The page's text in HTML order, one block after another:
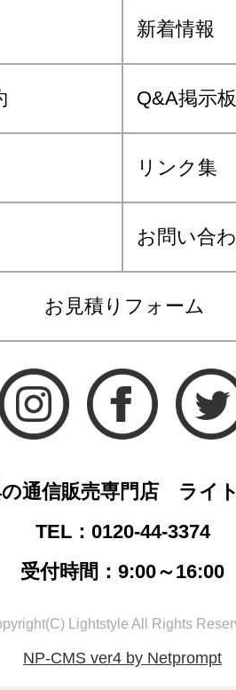
新着情報
Q&A掲示板
リンク集
お問い合
お見積りフォーム
の通信販売専門店 ライ
TEL：0120-44-3374
受付時間：9:00～16:00
Lightstyle All Rights
NP-CMS ver4 by Netprompt